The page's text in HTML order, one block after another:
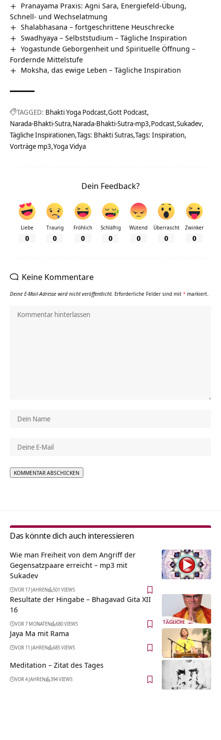
Pranayama Praxis: Agni Sara, Energiefeld-Übung,
Schnell- und Wechselatmung
Shalabhasana – fortgeschrittene Heuschrecke
Swadhyaya – Selbststudium – Tägliche Inspiration
Yogastunde Geborgenheit und Spirituelle Öffnung –
Fordernde Mittelstufe
Moksha, das ewige Leben – Tägliche Inspiration
TAGGED: Bhakti Yoga Podcast Gott Podcast
Narada-Bhakti-Sutra Narada-Bhakti-Sutra-mp3 Podcast Sukadev
Tägliche Inspirationen Tags: Bhakti Sutras Tags: Inspiration
Vorträge mp3 Yoga Vidya
Dein Feedback?
Liebe
0
Traurig
0
Fröhlich
0
Schläfrig
0
Wütend
0
Überrascht
0
Zwinker
0
Keine Kommentare
Deine E-Mail-Adresse wird nicht veröffentlicht. Erforderliche Felder sind mit * markiert.
Das könnte dich auch interessieren
Wie man Freiheit von dem Angriff der
Gegensatzpaare erreicht – mp3 mit
Sukadev
VOR 17 JAHREN 501 VIEWS
Resultate der Hingabe – Bhagavad Gita XII
16
VOR 7 MONATEN 680 VIEWS
Jaya Ma mit Rama
VOR 11 JAHREN 685 VIEWS
Meditation – Zitat des Tages
VOR 4 JAHREN 394 VIEWS